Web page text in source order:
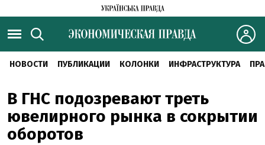
НОВОСТИ ПУБЛИКАЦИИ КОЛОНКИ ИНФРАСТРУКТУРА
В ГНС подозревают треть
ювелирного рынка в сокрытии
оборотов